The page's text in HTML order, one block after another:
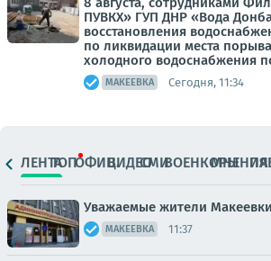
ПУВКХ» ГУП ДНР «Вода
восстановления
по ликвидации места
холодного водоснабжения
МАКЕЕВКА Сегодня, 11:34
ЛЕНТАТОПОФИЦ.ВИДЕОСМИВОЕНКОРЫМНЕНИЯ
Уважаемые жители
МАКЕЕВКА 11:37